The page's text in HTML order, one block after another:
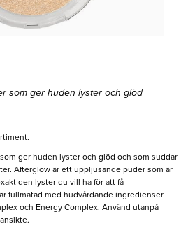
som ger huden lyster och glöd
ger huden lyster och glöd och som suddar
Afterglow är ett uppljusande puder som är
den lyster du vill ha för att få
fullmatad med hudvårdande ingredienser
och Energy Complex. Använd utanpå